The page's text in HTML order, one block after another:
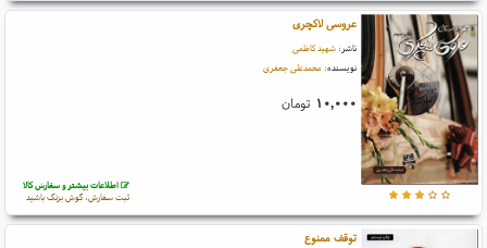
عروسی لاکچری
ناشر: شهید کاظمی
نویسنده: محمدعلی جعفری
۱۰,۰۰۰ تومان
اطلاعات بیشتر و سفارش کالا
ثبت سفارش، گوش بزنگ باشید
توقف ممنوع